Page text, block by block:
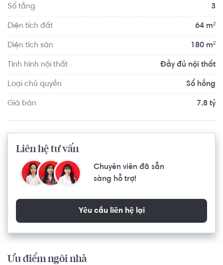
Số tầng 3
Diện tích đất 64 m²
Diện tích sàn 180 m²
Tình hình nội thất Đầy đủ nội thất
Loại chủ quyền Sổ hồng
Giá bán 7.8 tỷ
Liên hệ tư vấn
Chuyên viên đã sẵn
sàng hỗ trợ!
Yêu cầu liên hệ lại
Ưu điểm ngôi nhà